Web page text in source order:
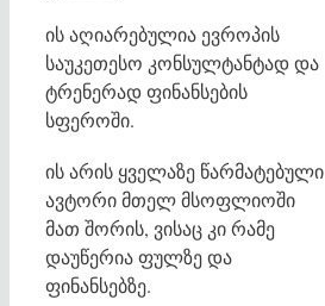
ის აღიარებულია ევროპის
საუკეთესო კონსულტანტად და
ტრენერად ფინანსების
სფეროში.
ის არის ყველაზე წარმატებული
ავტორი მთელ მსოფლიოში
მათ შორის, ვისაც კი რამე
დაუწერია ფულზე და
ფინანსებზე.